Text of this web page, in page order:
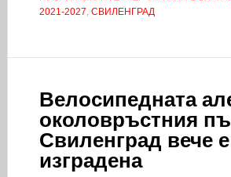
2021-2027, СВИЛЕНГРАД
Велосипедната
околовръстния
Свиленград вече е
изградена